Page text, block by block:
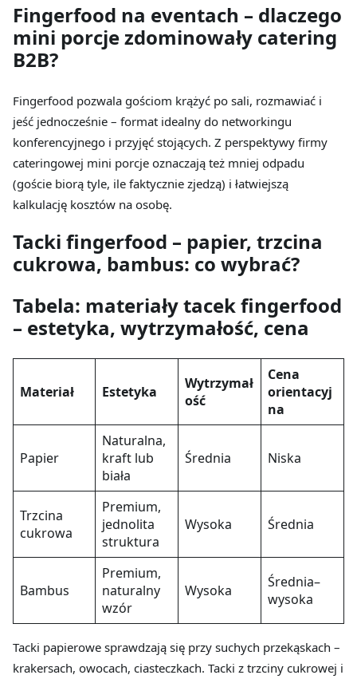
Fingerfood na eventach – dlaczego
mini porcje zdominowały catering
B2B?
Fingerfood pozwala gościom krążyć po sali, rozmawiać i
jeść jednocześnie – format idealny do networkingu
konferencyjnego i przyjęć stojących. Z perspektywy firmy
cateringowej mini porcje oznaczają też mniej odpadu
(goście biorą tyle, ile faktycznie zjedzą) i łatwiejszą
kalkulację kosztów na osobę.
Tacki fingerfood – papier, trzcina
cukrowa, bambus: co wybrać?
Tabela: materiały tacek fingerfood
– estetyka, wytrzymałość, cena
Materiał Estetyka
Wytrzymał
ość
Cena
orientacyj
na
Papier
Naturalna,
kraft lub
biała
Średnia Niska
Trzcina
cukrowa
Premium,
jednolita
struktura
Wysoka Średnia
Bambus
Premium,
naturalny
wzór
Wysoka
Średnia–
wysoka
Tacki papierowe sprawdzają się przy suchych przekąskach –
krakersach, owocach, ciasteczkach. Tacki z trzciny cukrowej i